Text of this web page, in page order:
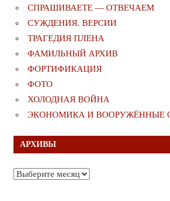
СПРАШИВАЕТЕ — ОТВЕЧАЕМ
СУЖДЕНИЯ. ВЕРСИИ
ТРАГЕДИЯ ПЛЕНА
ФАМИЛЬНЫЙ АРХИВ
ФОРТИФИКАЦИЯ
ФОТО
ХОЛОДНАЯ ВОЙНА
ЭКОНОМИКА И ВООРУЖЁННЫЕ
АРХИВЫ
Архивы